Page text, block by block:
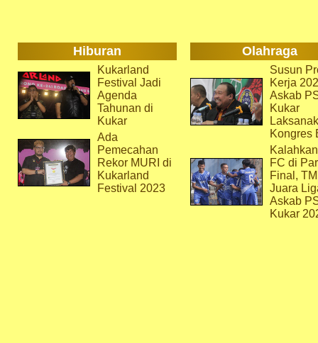
Hiburan Olahraga
Kukarland
Festival Jadi
Agenda
Tahunan di
Kukar
Ada
Pemecahan
Rekor MURI di
Kukarland
Festival 2023
Susun
Kerja
Askab
Kukar
Kongres
FC di
Final,
Juara
Askab
Kukar